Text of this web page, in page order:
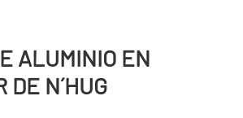
ALUMINIO EN
N´HUG